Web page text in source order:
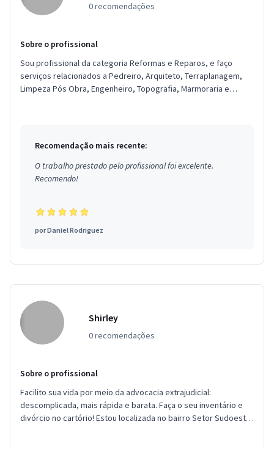
0 recomendações
Sobre o profissional
Sou profissional da categoria Reformas e Reparos, e faço
serviços relacionados a Pedreiro, Arquiteto, Terraplanagem,
Limpeza Pós Obra, Engenheiro, Topografia, Marmoraria e
Recomendação mais recente:
O trabalho prestado pelo profissional foi excelente.
Recomendo!
porDaniel Rodriguez
Shirley
0 recomendações
Sobre o profissional
Facilito sua vida por meio da advocacia extrajudicial:
descomplicada, mais rápida e barata. Faça o seu inventário e
divórcio no cartório! Estou localizada no bairro Setor Sudoeste